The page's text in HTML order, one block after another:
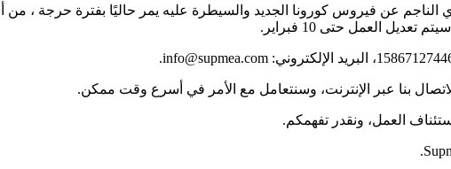
الناجم عن فيروس كورونا الجديد والسيطرة عليه يمر حاليًا بفترة حرجة ،
بنا عبر الإنترنت، وسنتعامل مع الأمر في أسرع وقت ممكن.
العمل، ونقدر تفهمكم.